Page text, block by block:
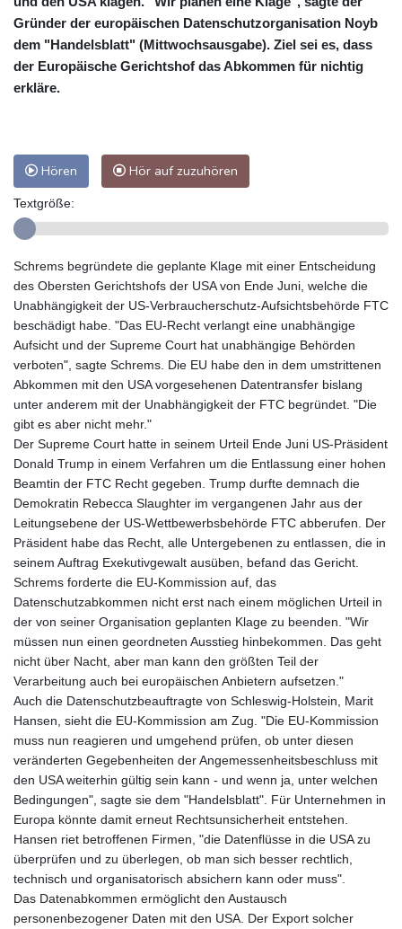
Gründer der europäischen Datenschutzorganisation Noyb
dem "Handelsblatt" (Mittwochsausgabe). Ziel sei es, dass
der Europäische Gerichtshof das Abkommen für nichtig
erkläre.
Hören Hör auf zuzuhören
Textgröße:
Schrems begründete die geplante Klage mit einer Entscheidung
des Obersten Gerichtshofs der USA von Ende Juni, welche die
Unabhängigkeit der US-Verbraucherschutz-Aufsichtsbehörde FTC
beschädigt habe. "Das EU-Recht verlangt eine unabhängige
Aufsicht und der Supreme Court hat unabhängige Behörden
verboten", sagte Schrems. Die EU habe den in dem umstrittenen
Abkommen mit den USA vorgesehenen Datentransfer bislang
unter anderem mit der Unabhängigkeit der FTC begründet. "Die
gibt es aber nicht mehr."
Der Supreme Court hatte in seinem Urteil Ende Juni US-Präsident
Donald Trump in einem Verfahren um die Entlassung einer hohen
Beamtin der FTC Recht gegeben. Trump durfte demnach die
Demokratin Rebecca Slaughter im vergangenen Jahr aus der
Leitungsebene der US-Wettbewerbsbehörde FTC abberufen. Der
Präsident habe das Recht, alle Untergebenen zu entlassen, die in
seinem Auftrag Exekutivgewalt ausüben, befand das Gericht.
Schrems forderte die EU-Kommission auf, das
Datenschutzabkommen nicht erst nach einem möglichen Urteil in
der von seiner Organisation geplanten Klage zu beenden. "Wir
müssen nun einen geordneten Ausstieg hinbekommen. Das geht
nicht über Nacht, aber man kann den größten Teil der
Verarbeitung auch bei europäischen Anbietern aufsetzen."
Auch die Datenschutzbeauftragte von Schleswig-Holstein, Marit
Hansen, sieht die EU-Kommission am Zug. "Die EU-Kommission
muss nun reagieren und umgehend prüfen, ob unter diesen
veränderten Gegebenheiten der Angemessenheitsbeschluss mit
den USA weiterhin gültig sein kann - und wenn ja, unter welchen
Bedingungen", sagte sie dem "Handelsblatt". Für Unternehmen in
Europa könnte damit erneut Rechtsunsicherheit entstehen.
Hansen riet betroffenen Firmen, "die Datenflüsse in die USA zu
überprüfen und zu überlegen, ob man sich besser rechtlich,
technisch und organisatorisch absichern kann oder muss".
Das Datenabkommen ermöglicht den Austausch
personenbezogener Daten mit den USA. Der Export solcher